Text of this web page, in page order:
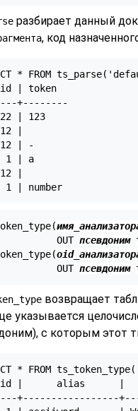
разбирает данный
, код
* FROM
| token
+--------
| 123
|
| -
1 | a
|
     1 | number
OUT
псевдоним
OUT
псевдоним
возвращает
указывается
с которым этот
* FROM
|      alias      |
+-----------------